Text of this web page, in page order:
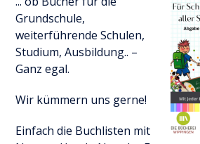
Grundschule,
weiterführende Schulen,
Studium, Ausbildung.. –
Ganz egal.
Wir kümmern uns gerne!
Einfach die Buchlisten mit